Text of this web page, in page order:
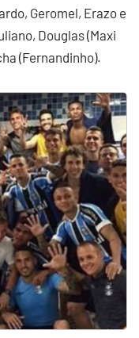
Geromel, Erazo e
Douglas (Maxi
(Fernandinho).